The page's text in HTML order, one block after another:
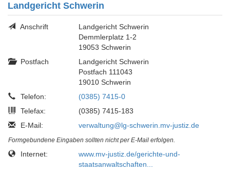
Landgericht Schwerin
Anschrift
Landgericht Schwerin
Demmlerplatz 1-2
19053 Schwerin
Postfach
Landgericht Schwerin
Postfach 111043
19010 Schwerin
Telefon:
(0385) 7415-0
Telefax:
(0385) 7415-183
E-Mail:
verwaltung@lg-schwerin.mv-justiz.de
Formgebundene Eingaben sollten nicht per E-Mail erfolgen.
Internet:
www.mv-justiz.de/gerichte-und-
staatsanwaltschaften...